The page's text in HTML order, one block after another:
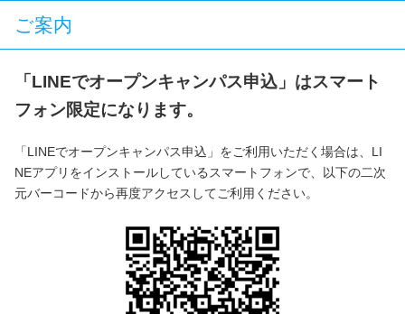
ご案内
「LINEでオープンキャンパス申込」はスマート
フォン限定になります。
「LINEでオープンキャンパス申込」をご利用いただく場合は、LI
NEアプリをインストールしているスマートフォンで、以下の二次
元バーコードから再度アクセスしてご利用ください。